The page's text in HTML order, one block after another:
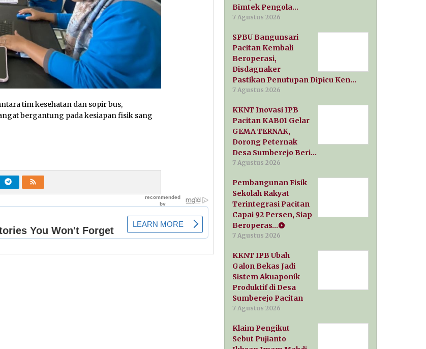
tim kesehatan dan sopir bus,
bergantung pada kesiapan fisik sang
Bimtek Pengola…
7 Agustus 2026
SPBU Bangunsari
Pacitan Kembali
Beroperasi,
Disdagnaker
Pastikan Penutupan Dipicu Ken…
7 Agustus 2026
KKNT Inovasi IPB
Pacitan KAB01 Gelar
GEMA TERNAK,
Dorong Peternak
Desa Sumberejo Beri…
7 Agustus 2026
Pembangunan Fisik
Sekolah Rakyat
Terintegrasi Pacitan
Capai 92 Persen, Siap
Beroperas…
7 Agustus 2026
KKNT IPB Ubah
Galon Bekas Jadi
Sistem Akuaponik
Produktif di Desa
Sumberejo Pacitan
7 Agustus 2026
Klaim Pengikut
Sebut Pujianto